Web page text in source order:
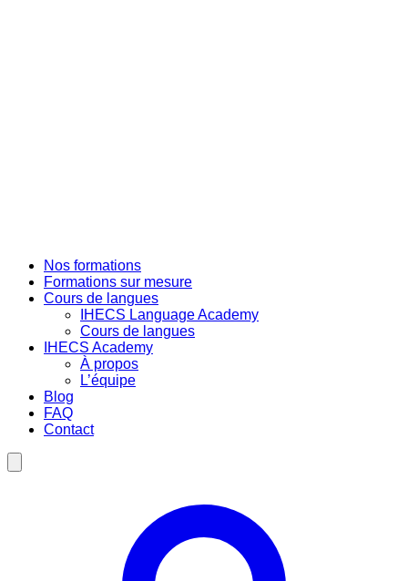
Nos formations
Formations sur mesure
Cours de langues
IHECS Language Academy
Cours de langues
IHECS Academy
À propos
L’équipe
Blog
FAQ
Contact